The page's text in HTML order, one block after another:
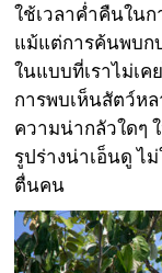
ใช้เวลาค่ำคืนในก
แม้แต่การค้นพบก
ในแบบที่เราไม่เ
การพบเห็นสัตว์ห
ความน่ากลัวใดๆ
รูปร่างน่าเอ็นดู ไ
ตื่นคน